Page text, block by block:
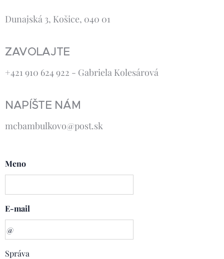
Dunajská 3, Košice, 040 01
ZAVOLAJTE
+421 910 624 922 - Gabriela Kolesárová
NAPÍŠTE NÁM
mcbambulkovo@post.sk
Meno
E-mail
Správa